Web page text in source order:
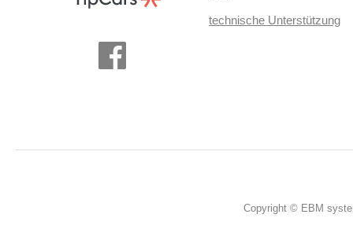
technische Unterstützung
Copyright © EBM